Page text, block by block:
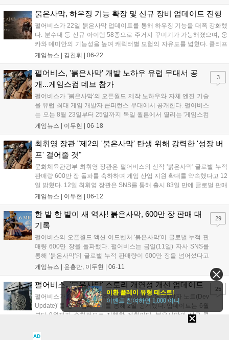
개발 과정에서 겪은 기술적 과제와 해결 방안, 콘텐츠 제작 효율
화 및 협업 체계 구축 등 실무 노하우를 공유할 예정이다. 자세한
내용은 CEDEC 공식 홈페이지에서 확인 가능하다....
붉은사막, 하우징 기능 확장 및 신규 장비 업데이트 진행
펄어비스가 22일 붉은사막 업데이트를 통해 하우징 기능을 대폭 강화했
다. 분수대 등 신규 아이템 58종으로 주거지 꾸미기가 가능해졌으며, 웅
카와 데미안의 기능성을 높여 캐릭터별 모험의 자유도를 넓혔다. 클리프
전용 신규 장비도 추가됐다. 또한 보스 재도전 시 설정이 유지되도록 편
텐츠로 이용자 경험을 향상했다....
게임뉴스 | 김찬휘 | 06-22
펄어비스, '붉은사막' 개발 노하우 유럽 무대서 공
개...게임스컴 데브 참가
펄어비스가 '붉은사막'의 오픈월드 제작 노하우와 자체 엔진 기술
을 유럽 최대 게임 개발자 콘퍼런스 무대에서 공개한다. 펄어비스
는 오는 8월 23일부터 25일까지 독일 쾰른에서 열리는 '게임스컴
데브(gamescom dev)'에서 '붉은사막'을 주제로 두 개의 기술 세
'게임스컴' 본행사에 앞서...
게임뉴스 | 이두현 | 06-18
3
최휘영 장관 "제2의 '붉은사막' 탄생 위해 강력한 '성장 버
프' 걸어줄 것"
문화체육관광부 최휘영 장관은 펄어비스의 신작 '붉은사막' 글로벌 누적
판매량 600만 장 돌파를 축하하며 게임 산업 지원 확대를 약속했다고 12
일 밝혔다. 12일 최휘영 장관은 SNS를 통해 출시 83일 만에 글로벌 판매
량 600만 장을 돌파한 '붉은사막'의 성과를 놀라운 쾌거로 평가했다. 이
게임뉴스 | 이두현 | 06-12
한 발 한 발이 새 역사! 붉은사막, 600만 장 판매 대
기록
펄어비스의 오픈월드 액션 어드벤처 '붉은사막'이 글로벌 누적 판
매량 600만 장을 돌파했다. 펄어비스는 금일(11일) 자사 SNS를
통해 '붉은사막'의 글로벌 누적 판매량이 600만 장을 넘어섰다고
밝혔다. 지난 4월 15일 500만 장 돌파를 발표한 이후 약 두 달 만
난 현재까지도 판매량...
게임뉴스 | 윤홍만, 이두현 | 06-11
29
펄어비스, '붉은사막' 스토리 개연성 개선 업데이트
펄어비스가 ‘붉은사막’의 주요 업데이트를 담은 ‘개발자 노트(Dev
Update)’를 공식 홈페이지를 통해 2일 공개했다. 업데이트는 6월
부터 9월까지 순차적으로 진행할 계획이다. 붉은사막의 신규 콘
텐츠 추가 및 기존 콘텐츠 확장, 게임플레이 경험 강화에 중점을
두고 업데이트 방향성을 밝혔다. 거점 해방 콘텐츠 ‘재봉쇄’의 새
25
AD
이환 플레이 유형 테스트!
이벤트 참여하면 1,000 이니